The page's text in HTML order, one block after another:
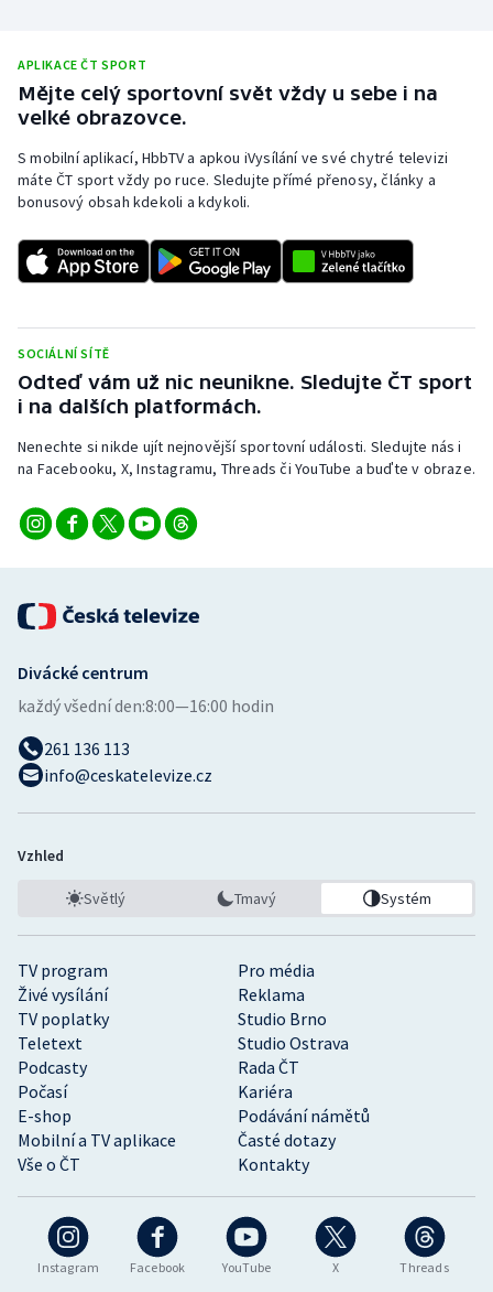
Ragby
Rychlobruslení
Rychlostní kanoistika
Short track
Sportovní střelba
Triatlon
Vodní slalom
Volejbal
APLIKACE ČT SPORT
Mějte celý sportovní svět vždy u sebe i na
velké obrazovce.
S mobilní aplikací, HbbTV a apkou iVysílání ve své chytré televizi
máte ČT sport vždy po ruce. Sledujte přímé přenosy, články a
bonusový obsah kdekoli a kdykoli.
SOCIÁLNÍ SÍTĚ
Odteď vám už nic neunikne. Sledujte ČT sport
i na dalších platformách.
Nenechte si nikde ujít nejnovější sportovní události. Sledujte nás i
na Facebooku, X, Instagramu, Threads či YouTube a buďte v obraze.
Instagram Facebook YouTube X Threads
TV program
Pro média
Živé vysílání
Reklama
TV poplatky
Studio Brno
Teletext
Studio Ostrava
Podcasty
Rada ČT
Počasí
Kariéra
E-shop
Podávání námětů
Mobilní a TV aplikace
Časté dotazy
Vše o ČT
Kontakty
Divácké centrum
každý všední den:8:00—16:00 hodin
261 136 113
info@ceskatelevize.cz
Vzhled
Světlý Tmavý Systém